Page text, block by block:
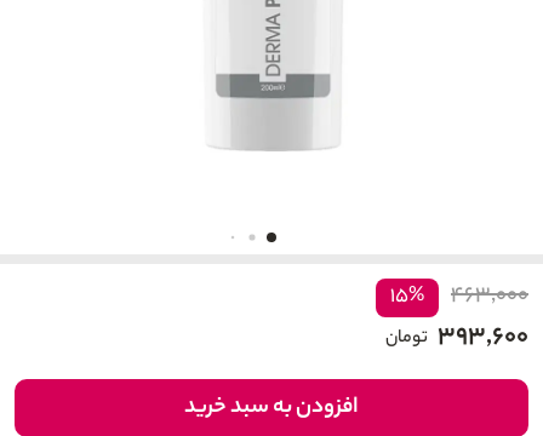
۴۶۳,۰۰۰ ۱۵%
۳۹۳,۶۰۰ تومان
افزودن به سبد خرید